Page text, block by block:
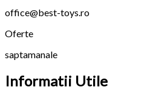
office@best-toys.ro
Oferte
saptamanale
Informatii Utile